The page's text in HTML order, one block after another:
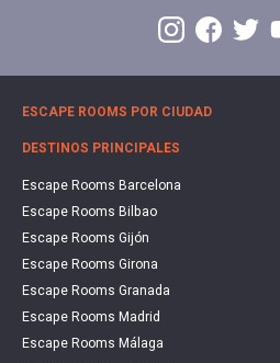
ESCAPE ROOMS POR CIUDAD
DESTINOS PRINCIPALES
Escape Rooms Barcelona
Escape Rooms Bilbao
Escape Rooms Gijón
Escape Rooms Girona
Escape Rooms Granada
Escape Rooms Madrid
Escape Rooms Málaga